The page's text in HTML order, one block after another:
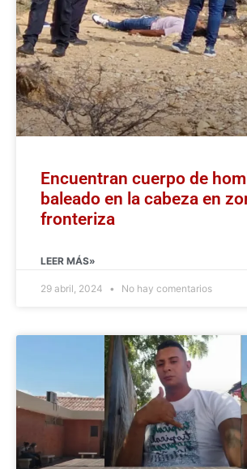
Encuentran cuerpo de
baleado en la cabeza en
fronteriza
LEER MÁS»
29 abril, 2024 No hay comentarios